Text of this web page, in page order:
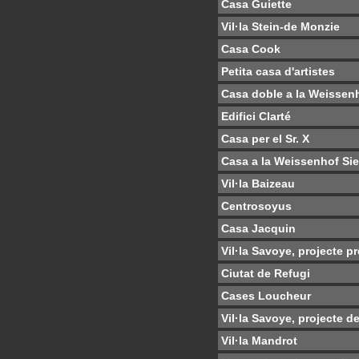
Casa Guiette
Vil·la Stein-de Monzie
Casa Cook
Petita casa d'artistes
Casa doble a la
Edifici Clarté
Casa per el Sr. X
Casa a la Weissenhof
Vil·la Baizeau
Centrosoyus
Casa Jacquin
Vil·la Savoye, projecte
Ciutat de Refugi
Cases Loucheur
Vil·la Savoye, projecte
Vil·la Mandrot